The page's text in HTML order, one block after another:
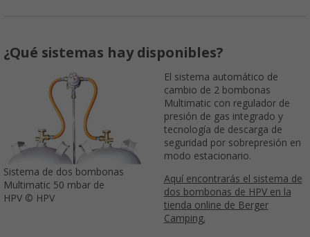
¿Qué sistemas hay disponibles?
Sistema de dos bombonas
Multimatic 50 mbar de
HPV © HPV
El sistema automático de
cambio de 2 bombonas
Multimatic con regulador de
presión de gas integrado y
tecnología de descarga de
seguridad por sobrepresión en
modo estacionario.
Aquí encontrarás el sistema de
dos bombonas de HPV en la
tienda online de Berger
Camping.